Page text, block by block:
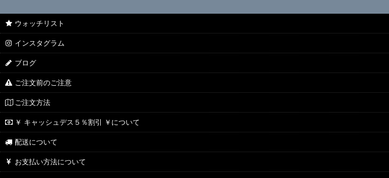
ウォッチリスト
インスタグラム
ブログ
ご注文前のご注意
ご注文方法
￥ キャッシュデス５％割引 ￥について
配送について
お支払い方法について